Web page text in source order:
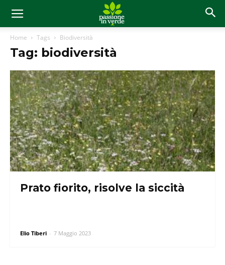
Home Tags Biodiversità
Tag: biodiversità
Prato fiorito, risolve la siccità
Elio Tiberi - 7 Maggio 2023